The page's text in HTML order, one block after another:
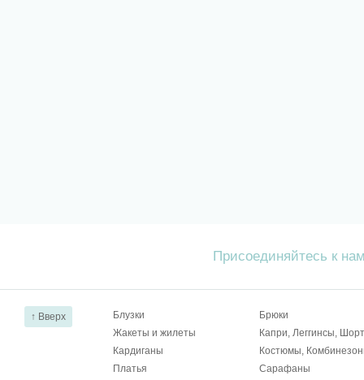
Присоединяйтесь к
↑ Вверх Блузки
Брюки
Жакеты и жилеты
Капри, Леггинсы,
Кардиганы
Костюмы,
Платья
Сарафаны